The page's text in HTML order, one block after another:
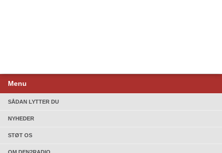
Menu
SÅDAN LYTTER DU
NYHEDER
STØT OS